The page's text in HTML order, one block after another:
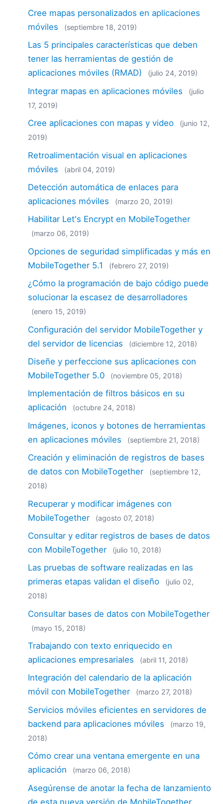
Cree mapas personalizados en aplicaciones
móviles
(septiembre 18, 2019)
Las 5 principales características que deben
tener las herramientas de gestión de
aplicaciones móviles (RMAD)
(julio 24, 2019)
Integrar mapas en aplicaciones móviles
(julio
17, 2019)
Cree aplicaciones con mapas y video
(junio 12,
2019)
Retroalimentación visual en aplicaciones
móviles
(abril 04, 2019)
Detección automática de enlaces para
aplicaciones móviles
(marzo 20, 2019)
Habilitar Let's Encrypt en MobileTogether
(marzo 06, 2019)
Opciones de seguridad simplificadas y más en
MobileTogether 5.1
(febrero 27, 2019)
¿Cómo la programación de bajo código puede
solucionar la escasez de desarrolladores
(enero 15, 2019)
Configuración del servidor MobileTogether y
del servidor de licencias
(diciembre 12, 2018)
Diseñe y perfeccione sus aplicaciones con
MobileTogether 5.0
(noviembre 05, 2018)
Implementación de filtros básicos en su
aplicación
(octubre 24, 2018)
Imágenes, iconos y botones de herramientas
en aplicaciones móviles
(septiembre 21, 2018)
Creación y eliminación de registros de bases
de datos con MobileTogether
(septiembre 12,
2018)
Recuperar y modificar imágenes con
MobileTogether
(agosto 07, 2018)
Consultar y editar registros de bases de datos
con MobileTogether
(julio 10, 2018)
Las pruebas de software realizadas en las
primeras etapas validan el diseño
(julio 02,
2018)
Consultar bases de datos con MobileTogether
(mayo 15, 2018)
Trabajando con texto enriquecido en
aplicaciones empresariales
(abril 11, 2018)
Integración del calendario de la aplicación
móvil con MobileTogether
(marzo 27, 2018)
Servicios móviles eficientes en servidores de
backend para aplicaciones móviles
(marzo 19,
2018)
Cómo crear una ventana emergente en una
aplicación
(marzo 06, 2018)
Asegúrense de anotar la fecha de lanzamiento
de esta nueva versión de MobileTogether